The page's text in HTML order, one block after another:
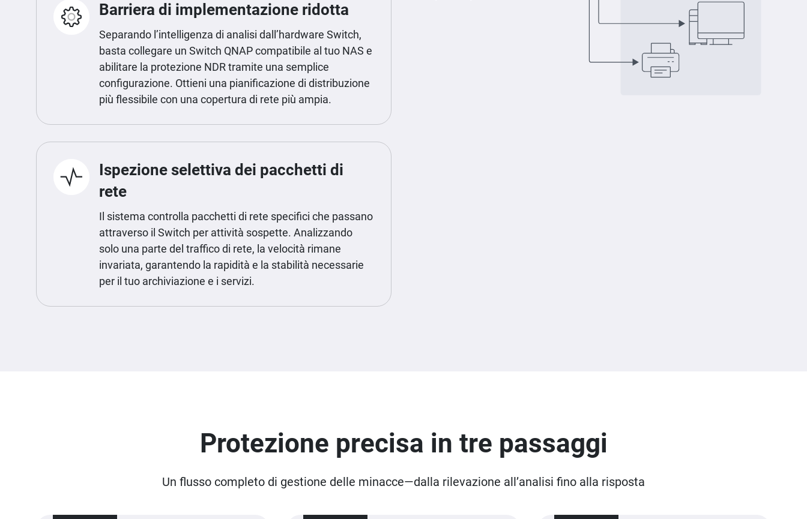
Barriera di implementazione ridotta
Separando l’intelligenza di analisi dall’hardware Switch,
basta collegare un Switch QNAP compatibile al tuo NAS e
abilitare la protezione NDR tramite una semplice
configurazione. Ottieni una pianificazione di distribuzione
più flessibile con una copertura di rete più ampia.
Ispezione selettiva dei pacchetti di
rete
Il sistema controlla pacchetti di rete specifici che passano
attraverso il Switch per attività sospette. Analizzando
solo una parte del traffico di rete, la velocità rimane
invariata, garantendo la rapidità e la stabilità necessarie
per il tuo archiviazione e i servizi.
Protezione precisa in tre passaggi
Un flusso completo di gestione delle minacce—dalla rilevazione all’analisi fino alla risposta